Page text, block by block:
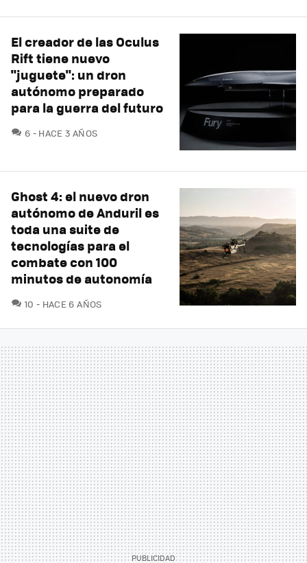
El creador de las Oculus
Rift tiene nuevo
"juguete": un dron
autónomo preparado
para la guerra del futuro
6 COMENTARIOS
HACE 3 AÑOS
Ghost 4: el nuevo dron
autónomo de Anduril es
toda una suite de
tecnologías para el
combate con 100
minutos de autonomía
10 COMENTARIOS
HACE 6 AÑOS